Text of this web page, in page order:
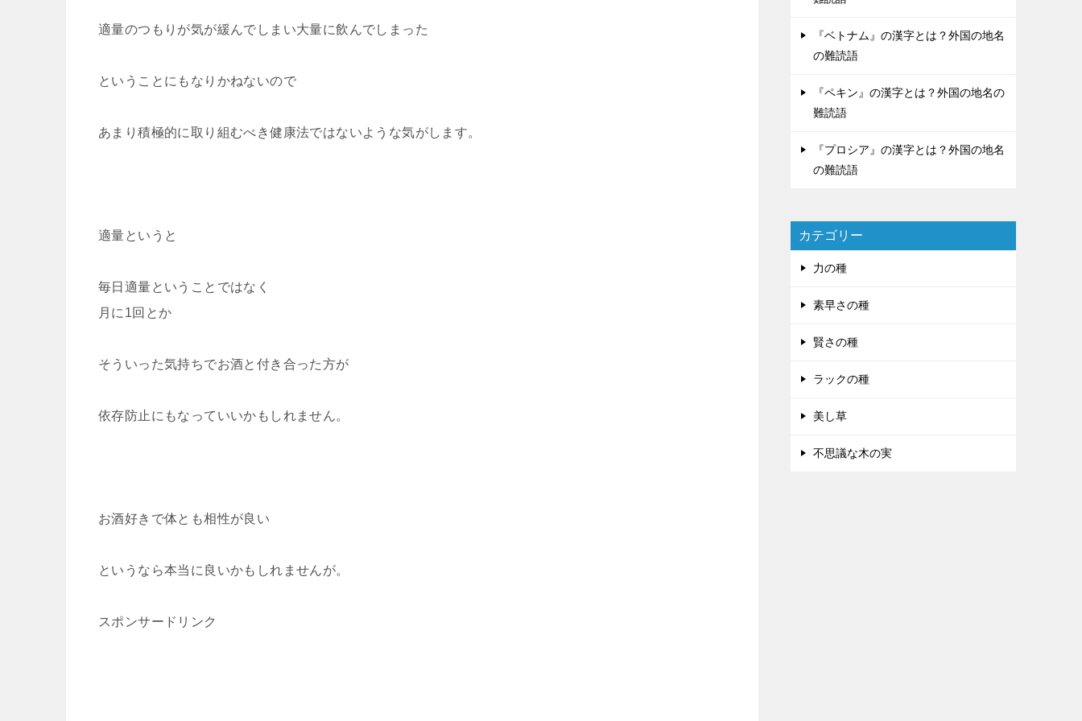
適量のつもりが気が緩んでしまい大量に飲んでしまった
ということにもなりかねないので
あまり積極的に取り組むべき健康法ではないような気がします。
適量というと
毎日適量ということではなく
月に1回とか
そういった気持ちでお酒と付き合った方が
依存防止にもなっていいかもしれません。
お酒好きで体とも相性が良い
というなら本当に良いかもしれませんが。
スポンサードリンク
『ベトナム』の漢字とは？外国の地名
の難読語
『ペキン』の漢字とは？外国の地名の
難読語
『プロシア』の漢字とは？外国の地名
の難読語
カテゴリー
力の種
素早さの種
賢さの種
ラックの種
美し草
不思議な木の実